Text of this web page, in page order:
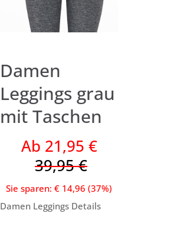
Damen
Leggings grau
mit Taschen
Ab 21,95 €
39,95 €
Sie sparen: € 14,96 (37%)
Damen Leggings Details